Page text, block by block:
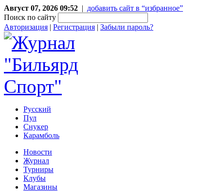
Август 07, 2026 09:52 | добавить сайт в “избранное”
Поиск по сайту
Авторизация | Регистрация | Забыли пароль?
Русский
Пул
Снукер
Карамболь
Новости
Журнал
Турниры
Клубы
Магазины